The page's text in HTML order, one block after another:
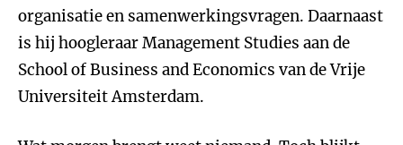
organisatie en samenwerkingsvragen. Daarnaast
is hij hoogleraar Management Studies aan de
School of Business and Economics van de Vrije
Universiteit Amsterdam.